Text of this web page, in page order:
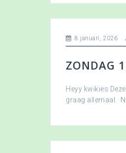
8 januari, 2026
ZONDAG
Heyy kwikies
graag allemaal.